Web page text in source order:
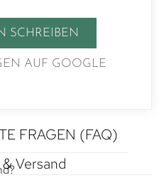
SCHREIBEN
AUF GOOGLE
FRAGEN (FAQ)
Versand